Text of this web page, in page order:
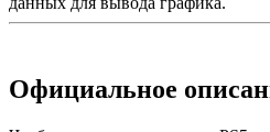
Официальное